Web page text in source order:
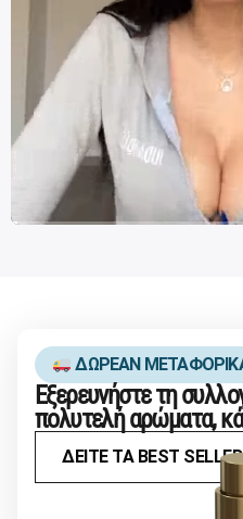
ΔΩΡΕΑΝ
Εξερευνήστε τη
πολυτελή αρώματα,
ΔΕΙΤΕ ΤΑ BEST